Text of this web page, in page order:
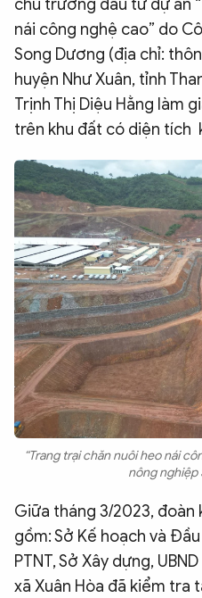
chủ trương đầu tư dự án
nái công nghệ cao” do
Song Dương (địa chỉ:
huyện Như Xuân, tỉnh
Trịnh Thị Diệu Hằng làm
trên khu đất có diện tích
“Trang trại chăn nuôi heo nái
nông nghiệp
Giữa tháng 3/2023, đoàn
gồm: Sở Kế hoạch và
PTNT, Sở Xây dựng,
xã Xuân Hòa đã kiểm tra